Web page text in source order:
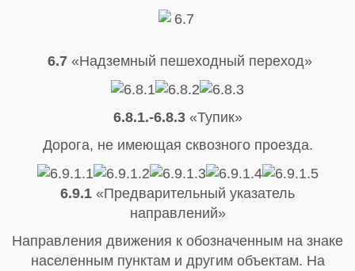
6.7«Надземный пешеходный переход»
6.8.1.-6.8.3«Тупик»
Дорога, не имеющая сквозного проезда.
6.9.1 «Предварительный указатель
направлений»
Направления движения к обозначенным на знаке
населенным пунктам и другим объектам. На